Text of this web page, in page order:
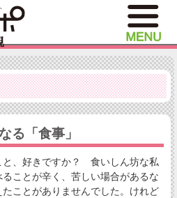
る「食事」
と、好きですか？ 食いしん坊な私
ることが辛く、苦しい場合があるな
たことがありませんでした。けれど